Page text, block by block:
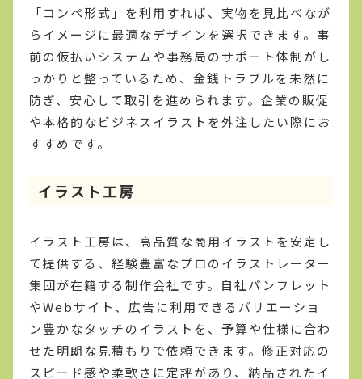
「コンペ形式」を利用すれば、実物を見比べなが
らイメージに最適なデザインを選択できます。事
前の仮払いシステムや事務局のサポート体制がし
っかりと整っているため、金銭トラブルを未然に
防ぎ、安心して取引を進められます。企業の販促
や本格的なビジネスイラストを外注したい際にお
すすめです。
イラスト工房
イラスト工房は、高品質な商用イラストを安定し
て提供する、経験豊富なプロのイラストレーター
集団が在籍する制作会社です。自社パンフレット
やWebサイト、広告に利用できるバリエーショ
ン豊かなタッチのイラストを、予算や仕様に合わ
せた明朗な見積もりで依頼できます。修正対応の
スピード感や柔軟さに定評があり、納品されたイ